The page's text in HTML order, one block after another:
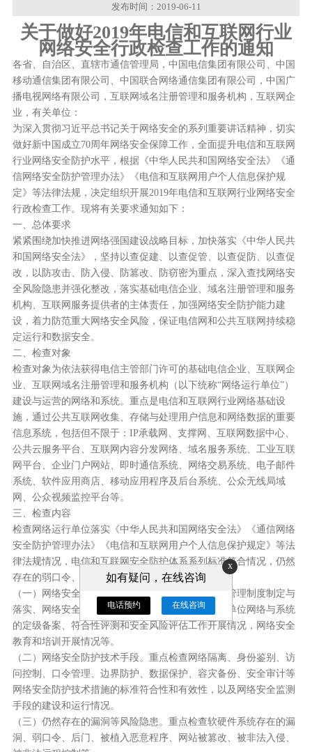
发布时间：2019-06-11
关于做好2019年电信和互联网行业
网络安全行政检查工作的通知
各省、自治区、直辖市通信管理局，中国电信集团有限公司、中国
移动通信集团有限公司、中国联合网络通信集团有限公司，中国广
播电视网络有限公司，互联网域名注册管理和服务机构，互联网企
业，有关单位：
为深入贯彻习近平总书记关于网络安全的系列重要讲话精神，切实
做好新中国成立70周年网络安全保障工作，全面提升电信和互联网
行业网络安全防护水平，根据《中华人民共和国网络安全法》《通
信网络安全防护管理办法》《电信和互联网用户个人信息保护规
定》等法律法规，决定组织开展2019年电信和互联网行业网络安全
行政检查工作。现将有关要求通知如下：
一、总体要求
紧紧围绕加快推进网络强国建设战略目标，加快落实《中华人民共
和国网络安全法》，坚持以查促建、以查促管、以查促防、以查促
改，以防攻击、防入侵、防篡改、防窃密为重点，深入查找网络安
全风险隐患并强化整改，落实基础电信企业、域名注册管理和服务
机构、互联网服务提供者的主体责任，加强网络安全防护能力建
设，着力防范重大网络安全风险，保证电信网和公共互联网持续稳
定运行和数据安全。
二、检查对象
检查对象为依法获得电信主管部门许可的基础电信企业、互联网企
业、互联网域名注册管理和服务机构（以下统称“网络运行单位”）
建设与运营的网络和系统。重点是电信和互联网行业网络基础设
施，通过公共互联网收集、存储与处理用户信息和网络数据的重要
信息系统，包括但不限于：IP承载网、支撑网、互联网数据中心、
公共云服务平台、互联网内容分发网络、域名服务系统、工业互联
网平台、企业门户网站、即时通信系统、网络交易系统、电子邮件
系统、软件应用商店、移动应用程序及后台系统、公众无线局域
网、公众视频监控平台等。
三、检查内容
检查网络运行单位落实《中华人民共和国网络安全法》《通信网络
安全防护管理办法》《电信和互联网用户个人信息保护规定》等法
律法规情况，电信和互联网安全防护体系系列标准符合情况，仍然
存在的弱口令、漏洞和其他风险隐患等。主要包括：
（一）网络安全管理落实情况。重点检查内部安全管理制度制定与
落实、网络安全责任部门和人员履职尽责情况，本单位网络与系统
的定级备案、符合性评测和安全风险评估工作开展情况，网络安全
教育和培训开展情况等。
（二）网络安全防护技术手段。重点检查网络隔离、身份鉴别、访
问控制、口令管理、边界防护、数据保护、容灾备份、安全审计等
网络安全防护技术措施的标准符合性和有效性，以及网络安全监测
手段的建设和运行情况。
（三）仍然存在的漏洞等风险隐患。重点检查软硬件系统存在的漏
洞、弱口令、后门、被植入恶意程序、网站被篡改、被非法入侵、
x
如有疑问，在线咨询
电话预约 在线咨询